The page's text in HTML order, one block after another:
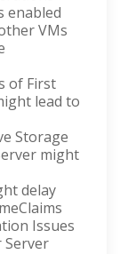
enabled
VMs
of First
lead to
Storage
might
delay
Issues
Server